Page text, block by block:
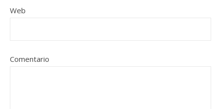
Web
Comentario